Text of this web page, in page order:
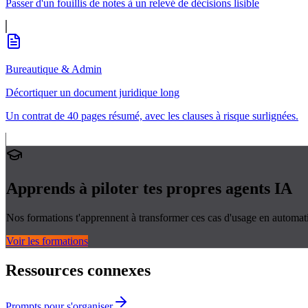
Passer d'un fouillis de notes à un relevé de décisions lisible
Bureautique & Admin
Décortiquer un document juridique long
Un contrat de 40 pages résumé, avec les clauses à risque surlignées.
Apprends à piloter tes propres agents IA
Nos formations t'apprennent à transformer ces cas d'usage en
Voir les formations
Ressources connexes